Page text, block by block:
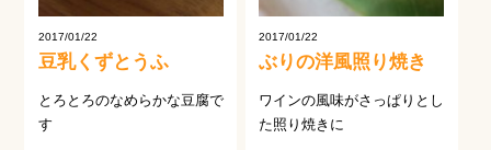
2017/01/22
豆乳くずとうふ
とろとろのなめらかな豆腐で
す
2017/01/22
ぶりの洋風照り焼き
ワインの風味がさっぱりとし
た照り焼きに